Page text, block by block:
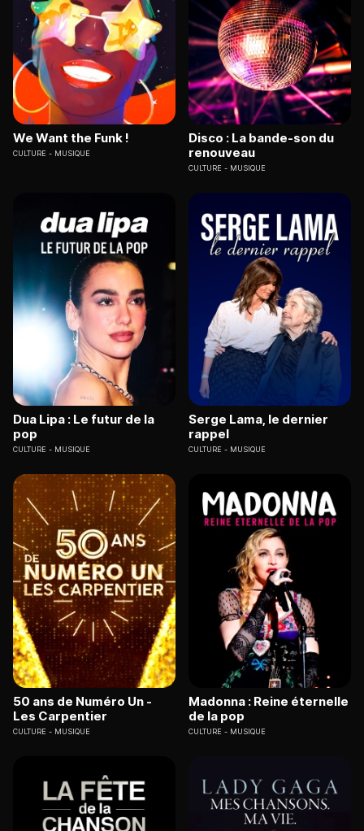
We Want the Funk !
CULTURE MUSIQUE
Disco : La bande-son du
renouveau
CULTURE MUSIQUE
Dua Lipa : Le futur de la
pop
CULTURE MUSIQUE
Serge Lama, le dernier
rappel
CULTURE MUSIQUE
50 ans de Numéro Un -
Les Carpentier
CULTURE MUSIQUE
Madonna : Reine éternelle
de la pop
CULTURE MUSIQUE